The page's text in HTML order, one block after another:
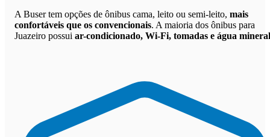
A Buser tem opções de ônibus cama, leito ou semi-leito, mais
confortáveis que os convencionais. A maioria dos ônibus para
Juazeiro possui ar-condicionado, Wi-Fi, tomadas e água mineral